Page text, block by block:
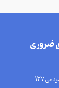
ضروری